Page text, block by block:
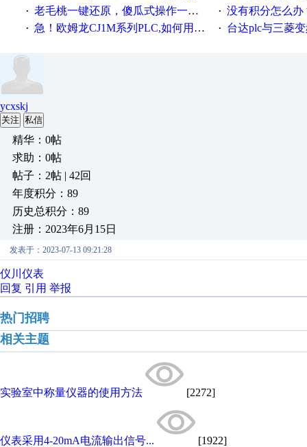
· 老毛桃一键还原，傻瓜式操作一键轻松备份还原；程序为向导式安装，一键即可实现自动备份或还原系统。 · 没有积分怎么办
· 急！欧姆龙CJ1M系列PLC,如何用时间控制变频器。要求时间在组态王中可以自由输入！拜托各位大神了！ · 台达plc与三菱
ycxskj
关注 私信
精华：0帖
求助：0帖
帖子：2帖 | 42回
年度积分：89
历史总积分：89
注册：2023年6月15日
发表于：2023-07-13 09:21:28
仪川仪表
回复 引用 举报
热门招聘
相关主题
实验室中称量仪器的使用方法 [2272]
仪表采用4-20mA电流输出信号... [1922]